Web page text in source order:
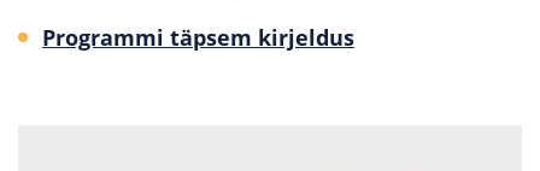
Programmi täpsem kirjeldus